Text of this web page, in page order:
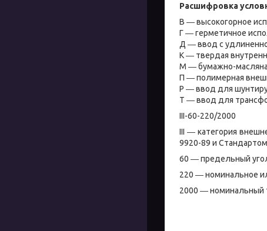
Расшифровка
В ― высокогорное
Г ― герметичное
Д ― ввод с
К ― твердая
М ― бумажно-
П ― полимерная
Р ― ввод для
Т ― ввод для
III-60-220/2000
III ― категория
9920-89 и
60 ― предельный
220 ― номинальное
2000 ― номинальный